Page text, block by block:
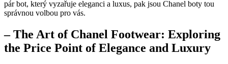
pár bot, který vyzařuje‍ eleganci a luxus, pak jsou⁣ Chanel boty ⁢tou
správnou volbou pro vás.
– The Art of Chanel‌ Footwear: Exploring
the Price Point of Elegance and Luxury